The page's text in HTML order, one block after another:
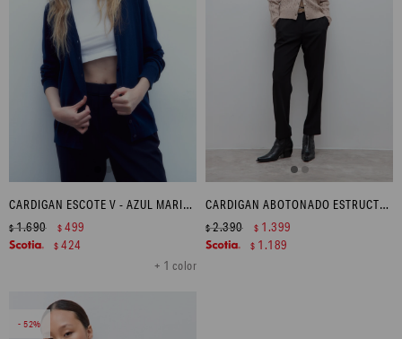
CARDIGAN ESCOTE V - AZUL MARINO
+ 1 color
$1.690 $ 499
$ 424
CARDIGAN ABOTONADO ESTRUCTURAS - TOSTADO MELANGE
$2.390 $ 1.399
$ 1.189
52